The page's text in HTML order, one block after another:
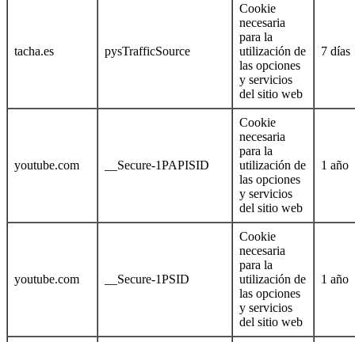
tacha.es pysTrafficSource
Cookie
necesaria
para la
utilización de
las opciones
y servicios
del sitio web
7 días
youtube.com __Secure-1PAPISID
Cookie
necesaria
para la
utilización de
las opciones
y servicios
del sitio web
1 año
youtube.com __Secure-1PSID
Cookie
necesaria
para la
utilización de
las opciones
y servicios
del sitio web
1 año